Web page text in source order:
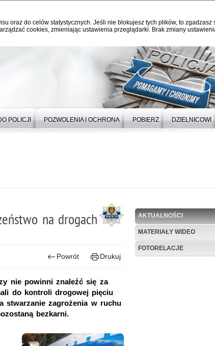
oraz do celów statystycznych. Jeśli nie blokujesz tych plików, to zgadzasz
cookies, zmieniając ustawienia przeglądarki. Brak zmiany
POLICJI POZWOLENIA I OCHRONA POBIERZ DZIELNICOWI
na drogach
Powrót Drukuj
nie powinni znaleźć się za
do kontroli drogowej pięciu
stwarzanie zagrożenia w ruchu
bezkarni.
AKTUALNOŚCI
MATERIAŁY WIDEO
FOTORELACJE